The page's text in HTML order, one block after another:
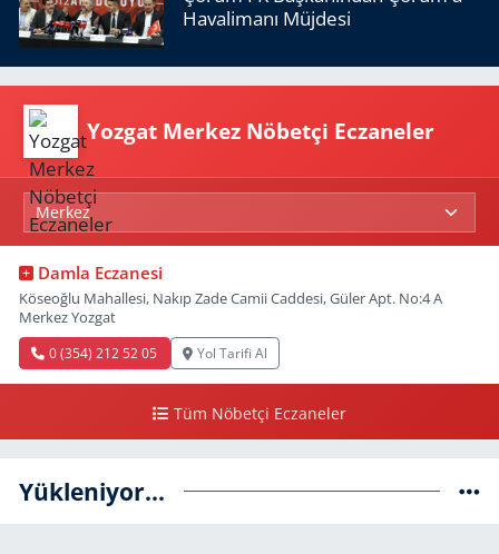
Havalimanı Müjdesi
Yozgat Merkez Nöbetçi Eczaneler
Damla Eczanesi
Köseoğlu Mahallesi, Nakıp Zade Camii Caddesi, Güler Apt. No:4 A
Merkez Yozgat
0 (354) 212 52 05 Yol Tarifi Al
Tüm Nöbetçi Eczaneler
Yükleniyor...